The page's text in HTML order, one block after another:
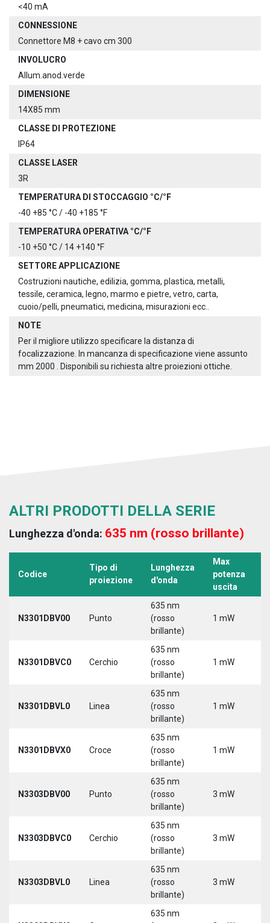
<40 mA
CONNESSIONE
Connettore M8 + cavo cm 300
INVOLUCRO
Allum.anod.verde
DIMENSIONE
14X85 mm
CLASSE DI PROTEZIONE
IP64
CLASSE LASER
3R
TEMPERATURA DI STOCCAGGIO °C/°F
-40 +85 °C / -40 +185 °F
TEMPERATURA OPERATIVA °C/°F
-10 +50 °C / 14 +140 °F
SETTORE APPLICAZIONE
Costruzioni nautiche, edilizia, gomma, plastica, metalli,
tessile, ceramica, legno, marmo e pietre, vetro, carta,
cuoio/pelli, pneumatici, medicina, misurazioni ecc..
NOTE
Per il migliore utilizzo specificare la distanza di
focalizzazione. In mancanza di specificazione viene assunto
mm 2000 . Disponibili su richiesta altre proiezioni ottiche.
ALTRI PRODOTTI DELLA SERIE
Lunghezza d'onda: 635 nm (rosso brillante)
Codice
Tipo di
proiezione
Lunghezza
d'onda
Max
potenza
uscita
N3301DBV00 Punto
635 nm
(rosso
brillante)
1 mW
N3301DBVC0 Cerchio
635 nm
(rosso
brillante)
1 mW
N3301DBVL0 Linea
635 nm
(rosso
brillante)
1 mW
N3301DBVX0 Croce
635 nm
(rosso
brillante)
1 mW
N3303DBV00 Punto
635 nm
(rosso
brillante)
3 mW
N3303DBVC0 Cerchio
635 nm
(rosso
brillante)
3 mW
N3303DBVL0 Linea
635 nm
(rosso
brillante)
3 mW
635 nm